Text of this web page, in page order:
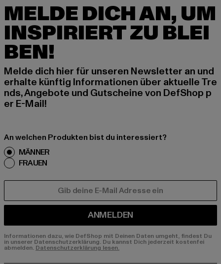
MELDE DICH AN, UM
INSPIRIERT ZU BLEI
BEN!
Melde dich hier für unseren Newsletter an und
erhalte künftig Informationen über aktuelle Tre
nds, Angebote und Gutscheine von DefShop p
er E-Mail!
An welchen Produkten bist du interessiert?
MÄNNER
FRAUEN
ANMELDEN
Informationen dazu, wie DefShop mit Deinen Daten umgeht, findest Du
in unserer Datenschutzerklärung. Du kannst Dich jederzeit kostenfei
abmelden. Datenschutzerklärung lesen.